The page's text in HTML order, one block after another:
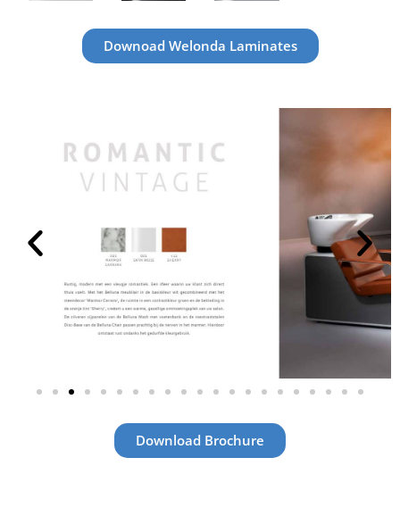
Downoad Welonda Laminates
Download Brochure